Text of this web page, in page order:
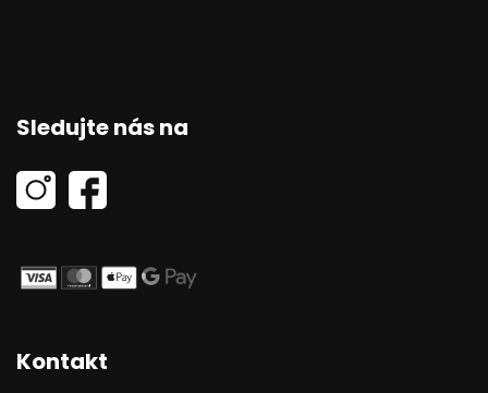
Sledujte nás na
Kontakt